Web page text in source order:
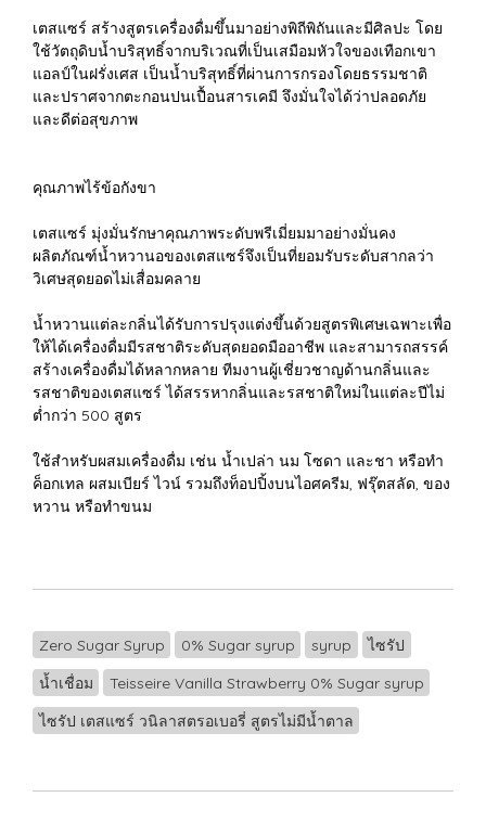
เตสแซร์ สร้างสูตรเครื่องดื่มขึ้นมาอย่างพิถีพิถันและมีศิลปะ โดย
ใช้วัตถุดิบน้ำบริสุทธิ์จากบริเวณที่เป็นเสมือมหัวใจของเทือกเขา
แอลป์ในฝรั่งเศส เป็นน้ำบริสุทธิ์ที่ผ่านการกรองโดยธรรมชาติ
และปราศจากตะกอนปนเปื้อนสารเคมี จึงมั่นใจได้ว่าปลอดภัย
และดีต่อสุขภาพ
คุณภาพไร้ข้อกังขา
เตสแซร์ มุ่งมั่นรักษาคุณภาพระดับพรีเมี่ยมมาอย่างมั่นคง
ผลิตภัณฑ์น้ำหวานอของเตสแซร์จึงเป็นที่ยอมรับระดับสากลว่า
วิเศษสุดยอดไม่เสื่อมคลาย
น้ำหวานแต่ละกลิ่นได้รับการปรุงแต่งขึ้นด้วยสูตรพิเศษเฉพาะเพื่อ
ให้ได้เครื่องดื่มมีรสชาติระดับสุดยอดมืออาชีพ และสามารถสรรค์
สร้างเครื่องดื่มได้หลากหลาย ทีมงานผู้เชี่ยวชาญด้านกลิ่นและ
รสชาติของเตสแซร์ ได้สรรหากลิ่นและรสชาติใหม่ในแต่ละปีไม่
ต่ำกว่า 500 สูตร
ใช้สำหรับผสมเครื่องดื่ม เช่น น้ำเปล่า นม โซดา และชา หรือทำ
ค็อกเทล ผสมเบียร์ ไวน์ รวมถึงท็อปปิ้งบนไอศครีม, ฟรุ๊ตสลัด, ของ
หวาน หรือทำขนม
Zero Sugar Syrup 0% Sugar syrup syrup
ไซรัป
น้ำเชื่อม
Teisseire Vanilla Strawberry 0% Sugar syrup
ไซรัป เตสแซร์ วนิลาสตรอเบอรี่ สูตรไม่มีน้ำตาล